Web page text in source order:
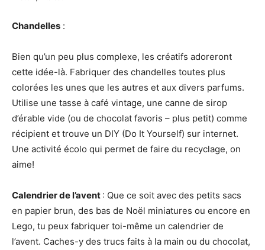
Chandelles :
Bien qu’un peu plus complexe, les créatifs adoreront
cette idée-là. Fabriquer des chandelles toutes plus
colorées les unes que les autres et aux divers parfums.
Utilise une tasse à café vintage, une canne de sirop
d’érable vide (ou de chocolat favoris – plus petit) comme
récipient et trouve un DIY (Do It Yourself) sur internet.
Une activité écolo qui permet de faire du recyclage, on
aime!
Calendrier de l’avent : Que ce soit avec des petits sacs
en papier brun, des bas de Noël miniatures ou encore en
Lego, tu peux fabriquer toi-même un calendrier de
l’avent. Caches-y des trucs faits à la main ou du chocolat,